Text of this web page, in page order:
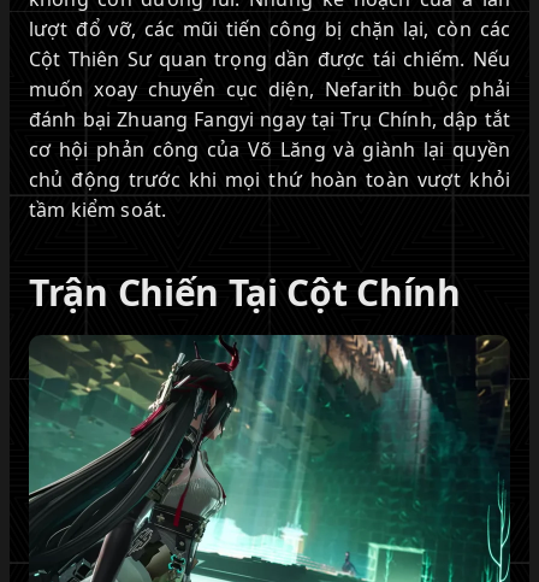
lượt đổ vỡ, các mũi tiến công bị chặn lại, còn các
Cột Thiên Sư quan trọng dần được tái chiếm. Nếu
muốn xoay chuyển cục diện, Nefarith buộc phải
đánh bại Zhuang Fangyi ngay tại Trụ Chính, dập tắt
cơ hội phản công của Võ Lăng và giành lại quyền
chủ động trước khi mọi thứ hoàn toàn vượt khỏi
tầm kiểm soát.
Trận Chiến Tại Cột Chính